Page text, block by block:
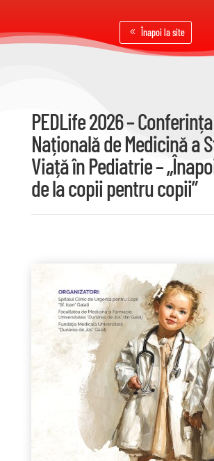
Înapoi la site
PEDLife 2026 – Conferința
Națională de Medicină a
Viață în Pediatrie –
de la copii pentru copii”